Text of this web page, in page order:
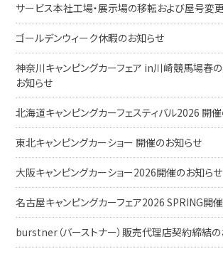
サービス本社工場・展示場の移転および屋号変
ゴールデンウィーク休暇のお知らせ
神奈川キャンピングカーフェア in川崎競馬場
お知らせ
北海道キャンピングカーフェスティバル2026 開
東北キャンピングカーショー 開催のお知らせ
大阪キャンピングカーショー2026開催のお知らせ
名古屋キャンピングカーフェア2026 SPRING開
burstner（バーストナー）販売代理店契約締結